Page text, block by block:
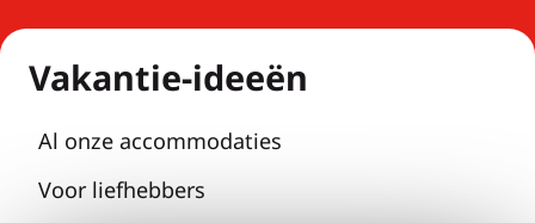
Vakantie-ideeën
Al onze accommodaties
Voor liefhebbers